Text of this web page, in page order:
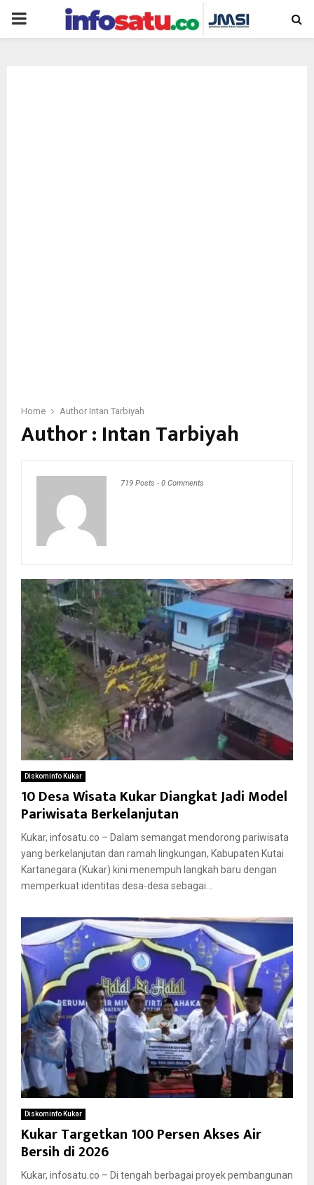
PRIMARY
Home Author Intan Tarbiyah
Author : Intan Tarbiyah
719 Posts - 0 Comments
Diskominfo Kukar
10 Desa Wisata Kukar Diangkat Jadi Model
Pariwisata Berkelanjutan
Kukar, infosatu.co – Dalam semangat mendorong pariwisata
yang berkelanjutan dan ramah lingkungan, Kabupaten Kutai
Kartanegara (Kukar) kini menempuh langkah baru dengan
memperkuat identitas desa-desa sebagai...
Diskominfo Kukar
Kukar Targetkan 100 Persen Akses Air
Bersih di 2026
Kukar, infosatu.co – Di tengah berbagai proyek pembangunan